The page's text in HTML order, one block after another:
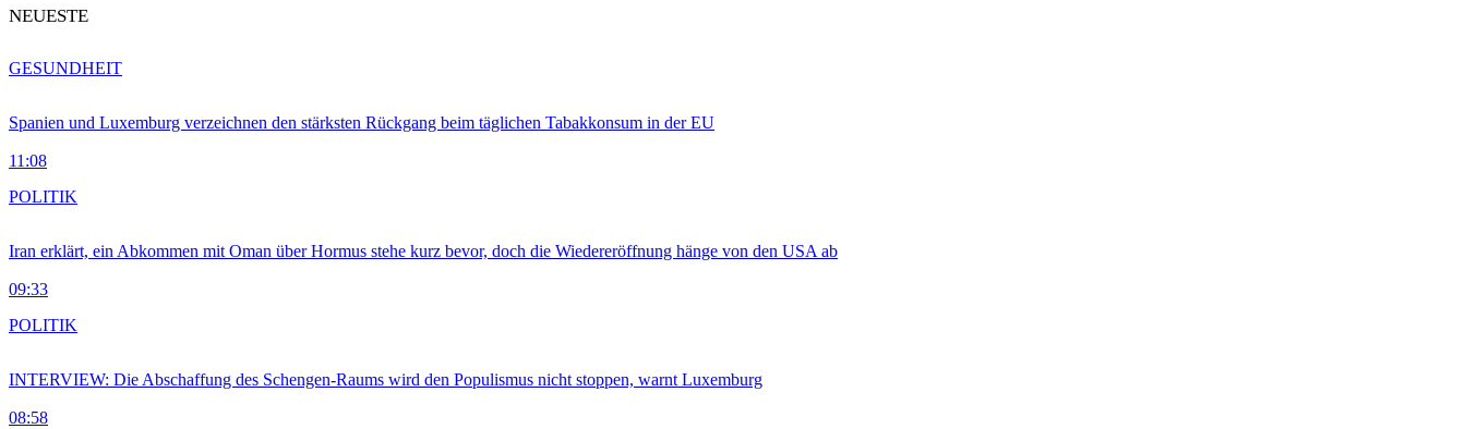
NEUESTE
Spanien und Luxemburg verzeichnen den stärksten Rückgang beim täglichen Tabakkonsum in der EU
11:08
GESUNDHEIT
Iran erklärt, ein Abkommen mit Oman über Hormus stehe kurz bevor, doch die Wiedereröffnung hänge von den USA ab
09:33
POLITIK
INTERVIEW: Die Abschaffung des Schengen-Raums wird den Populismus nicht stoppen, warnt Luxemburg
08:58
POLITIK